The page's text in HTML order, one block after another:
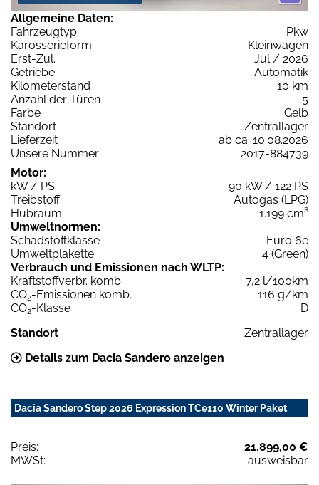
Allgemeine Daten:
Fahrzeugtyp
Pkw
Karosserieform
Kleinwagen
Erst-Zul.
Jul / 2026
Getriebe
Automatik
Kilometerstand
10 km
Anzahl der Türen
5
Farbe
Gelb
Standort
Zentrallager
Lieferzeit
ab ca. 10.08.2026
Unsere Nummer
2017-884739
Motor:
kW / PS
90 kW / 122 PS
Treibstoff
Autogas (LPG)
Hubraum
1.199 cm³
Umweltnormen:
Schadstoffklasse
Euro 6e
Umweltplakette
4 (Green)
Verbrauch und Emissionen nach WLTP:
Kraftstoffverbr. komb.
7,2 l/100km
CO2-Emissionen komb.
116 g/km
CO2-Klasse
D
Standort
Zentrallager
Details zum Dacia Sandero anzeigen
Dacia Sandero Step 2026 Expression TCe110 Winter Paket
Preis:
21.899,00 €
MWSt:
ausweisbar